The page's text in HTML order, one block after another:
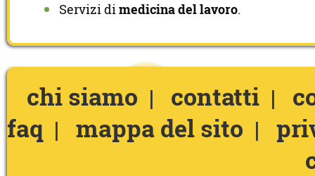
Servizi dimedicina del lavoro.
chi siamo | contatti |
faq | mappa del sito |